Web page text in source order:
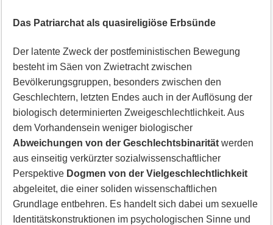
Das Patriarchat als quasireligiöse Erbsünde
Der latente Zweck der postfeministischen Bewegung
besteht im Säen von Zwietracht zwischen
Bevölkerungsgruppen, besonders zwischen den
Geschlechtern, letzten Endes auch in der Auflösung der
biologisch determinierten Zweigeschlechtlichkeit. Aus
dem Vorhandensein weniger biologischer
Abweichungen von der Geschlechtsbinaritätwerden
aus einseitig verkürzter sozialwissenschaftlicher
Perspektive Dogmen von der Vielgeschlechtlichkeit
abgeleitet, die einer soliden wissenschaftlichen
Grundlage entbehren. Es handelt sich dabei um sexuelle
Identitätskonstruktionen im psychologischen Sinne und